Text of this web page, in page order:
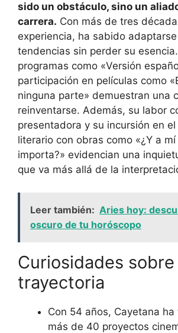
sido un obstáculo, sino un
carrera. Con más de tres
experiencia, ha sabido
tendencias sin perder su
programas como «Versión
participación en películas como
ninguna parte» demuestran una
reinventarse. Además, su labor
presentadora y su incursión en
literario con obras como «¿Y a
importa?» evidencian una
que va más allá de la
Leer también: Aries hoy:
oscuro de tu horóscopo
Curiosidades sobre
trayectoria
Con 54 años, Cayetana
más de 40 proyectos